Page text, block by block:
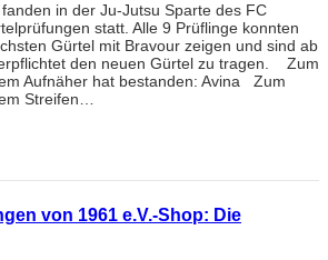
in der Ju-Jutsu Sparte des FC
statt. Alle 9 Prüflinge konnten
Gürtel mit Bravour zeigen und sind ab
den neuen Gürtel zu tragen. Zum
Aufnäher hat bestanden: Avina Zum
Streifen…
von 1961 e.V.-Shop: Die